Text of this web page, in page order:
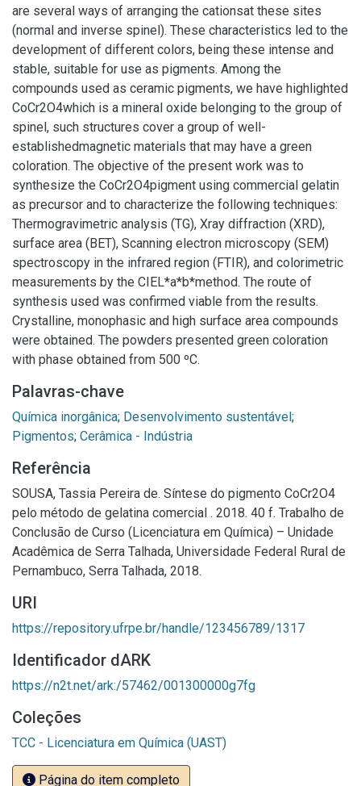
are several ways of arranging the cationsat these sites
(normal and inverse spinel). These characteristics led to the
development of different colors, being these intense and
stable, suitable for use as pigments. Among the
compounds used as ceramic pigments, we have highlighted
CoCr2O4which is a mineral oxide belonging to the group of
spinel, such structures cover a group of well-
establishedmagnetic materials that may have a green
coloration. The objective of the present work was to
synthesize the CoCr2O4pigment using commercial gelatin
as precursor and to characterize the following techniques:
Thermogravimetric analysis (TG), Xray diffraction (XRD),
surface area (BET), Scanning electron microscopy (SEM)
spectroscopy in the infrared region (FTIR), and colorimetric
measurements by the CIEL*a*b*method. The route of
synthesis used was confirmed viable from the results.
Crystalline, monophasic and high surface area compounds
were obtained. The powders presented green coloration
with phase obtained from 500 ºC.
Palavras-chave
Química inorgânica; Desenvolvimento sustentável;
Pigmentos; Cerâmica - Indústria
Referência
SOUSA, Tassia Pereira de. Síntese do pigmento CoCr2O4
pelo método de gelatina comercial . 2018. 40 f. Trabalho de
Conclusão de Curso (Licenciatura em Química) – Unidade
Acadêmica de Serra Talhada, Universidade Federal Rural de
Pernambuco, Serra Talhada, 2018.
URI
https://repository.ufrpe.br/handle/123456789/1317
Identificador dARK
https://n2t.net/ark:/57462/001300000g7fg
Coleções
TCC - Licenciatura em Química (UAST)
Página do item completo